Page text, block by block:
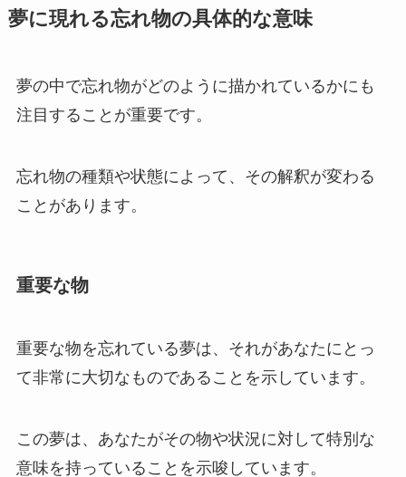
夢に現れる忘れ物の具体的な意味
夢の中で忘れ物がどのように描かれているかにも
注目することが重要です。
忘れ物の種類や状態によって、その解釈が変わる
ことがあります。
重要な物
重要な物を忘れている夢は、それがあなたにとっ
て非常に大切なものであることを示しています。
この夢は、あなたがその物や状況に対して特別な
意味を持っていることを示唆しています。